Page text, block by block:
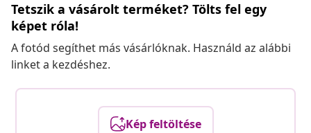
Tetszik a vásárolt terméket? Tölts fel egy
képet róla!
A fotód segíthet más vásárlóknak. Használd az alábbi
linket a kezdéshez.
Kép feltöltése